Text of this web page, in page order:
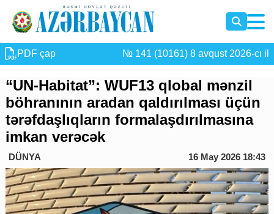
PDF çap № 141 (10161) 8 avqust 2026-cı il
“UN-Habitat”: WUF13 qlobal mənzil
böhranının aradan qaldırılması üçün
tərəfdaşlıqların formalaşdırılmasına
imkan verəcək
DÜNYA 16 May 2026 18:43